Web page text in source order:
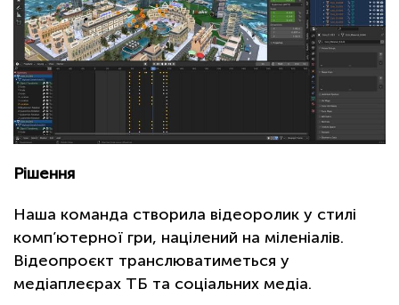
Рішення
Наша команда створила відеоролик у стилі
комп’ютерної гри, націлений на міленіалів.
Відеопроєкт транслюватиметься у
медіаплеєрах ТБ та соціальних медіа.